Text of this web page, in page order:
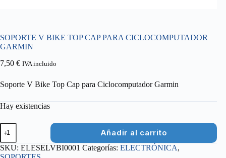
SOPORTE V BIKE TOP CAP PARA CICLOCOMPUTADOR
GARMIN
7,50 € IVA incluido
Soporte V Bike Top Cap para Ciclocomputador Garmin
Hay existencias
SOPORTE
V
BIKE
TOP
Añadir al carrito
SKU: ELESELVBI0001 Categorías: ELECTRÓNICA,